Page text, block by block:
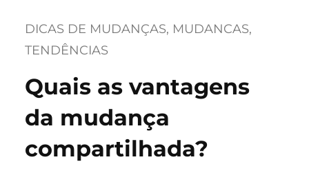
DICAS DE MUDANÇAS, MUDANCAS
TENDÊNCIAS
Quais as vantagens
da mudança
compartilhada?